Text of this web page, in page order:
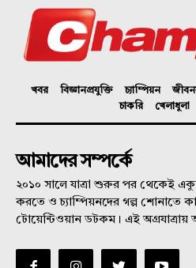
খবর বিজ্ঞানপ্রযুক্তি চ্যাম্পিয়ন
চাকরি
খেলাধুলা
আমাদের সম্পর্কে
২০১০ সালে যাত্রা শুরুর পর থেকেই
করতে ও চ্যাম্পিয়নদের গল্প শোনাতে
টোয়েন্টিওয়ান ডটকম। এই